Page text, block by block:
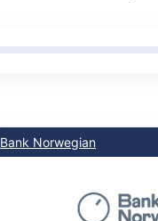
Bank Norwegian